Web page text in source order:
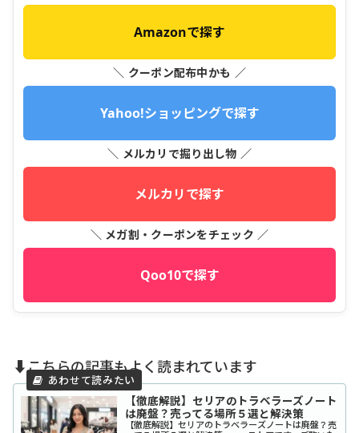
Amazonで探す
＼ クーポン配布中かも ／
Yahoo!ショッピングで探す
＼ メルカリで掘り出し物 ／
メルカリで探す
＼ メガ割・クーポンをチェック ／
Qoo10で探す
⬇️こちらの記事もよく読まれています
【徹底解説】セリアのトラベラーズノート
は廃盤？売ってる場所５選と解決策
【徹底解説】セリアのトラベラーズノートは廃盤？売